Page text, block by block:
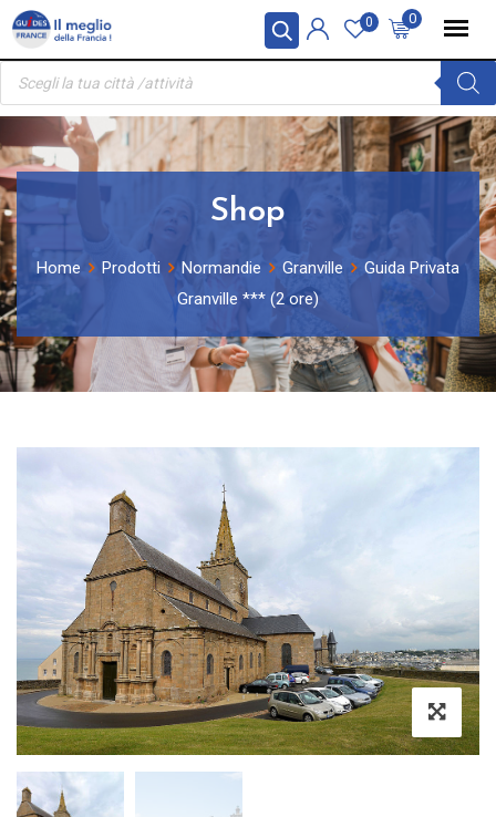
Pannello di gestione dei cookies
Skip
content
0
0
Ricerca
prodotti
Shop
Home Prodotti Normandie Granville
Guida Privata
Granville *** (2 ore)